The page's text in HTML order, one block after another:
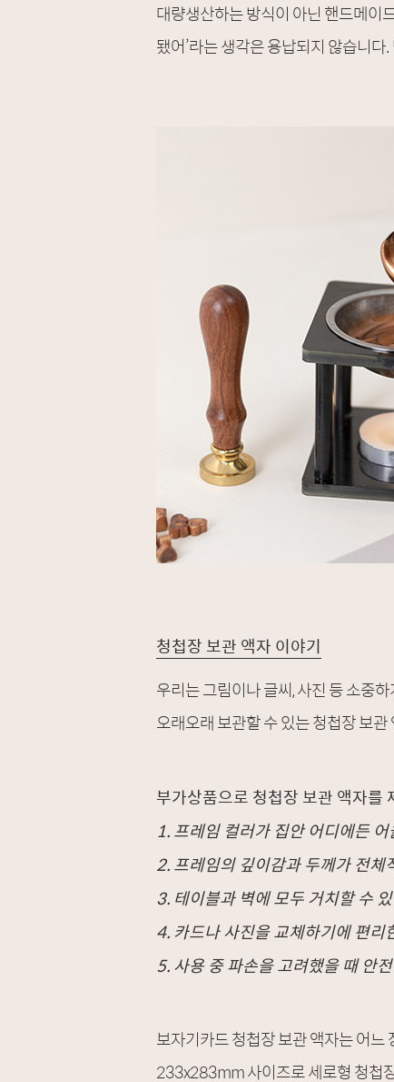
대량생산하는 방식이 아닌 핸드메이
됐어’라는 생각은 용납되지 않습니
청첩장 보관 액자 이야기
우리는 그림이나 글씨, 사진 등 소중
오래오래 보관할 수 있는 청첩장 보관
부가상품으로 청첩장 보관 액자를
1.프레임 컬러가 집안 어디에든
2.프레임의 깊이감과 두께가 전체
3. 테이블과 벽에 모두 거치할 수
4. 카드나 사진을 교체하기에 편리
5.사용 중 파손을 고려했을 때 안
보자기카드 청첩장 보관 액자는 어
233x283mm 사이즈로 세로형 청첩